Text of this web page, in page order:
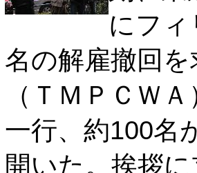
にフ
名の解雇撤回
（ＴＭＰＣＷ
一行、約100名
開いた。挨拶